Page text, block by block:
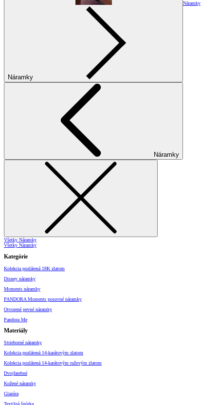
Náramky
Náramky
Náramky
Všetky Náramky
Všetky Náramky
Kategórie
Kolekcia pozlátená 18K zlatom
Disney náramky
Moments náramky
PANDORA Moments posuvné náramky
Otvorené pevné náramky
Pandora Me
Materiály
Strieborné náramky
Kolekcia pozlátená 14-karátovým zlatom
Kolekcia pozlátená 14-karátovým ružovým zlatom
Dvojfarebné
Kožené náramky
Glazúra
Textilná šnúrka